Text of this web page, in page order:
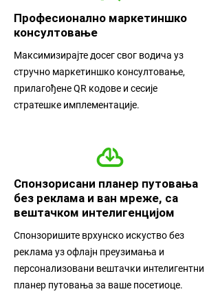
Професионално маркетиншко
консултовање
Максимизирајте досег свог водича уз
стручно маркетиншко консултовање,
прилагођене QR кодове и сесије
стратешке имплементације.
Спонзорисани планер путовања
без реклама и ван мреже, са
вештачком интелигенцијом
Спонзоришите врхунско искуство без
реклама уз офлајн преузимања и
персонализовани вештачки интелигентни
планер путовања за ваше посетиоце.